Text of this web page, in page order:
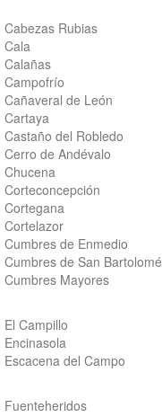
Rubias
Cala
Calañas
Campofrío
de León
Cartaya
del Robledo
de Andévalo
Chucena
Cortegana
Cortelazor
de Enmedio
de San Bartolomé
Mayores
Campillo
del Campo
Fuenteheridos